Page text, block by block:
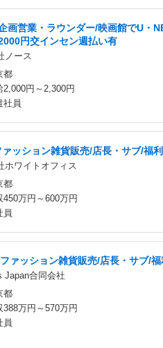
画営業・ラウンダー/映画館でU・
円交インセン週払い有
ノース
都
2,000円～2,300円
社員
ッション雑貨販売/店長・サブ/福
ホワイトオフィス
都
450万円～600万円
員
ァッション雑貨販売/店長・サブ/
Japan合同会社
都
388万円～570万円
員